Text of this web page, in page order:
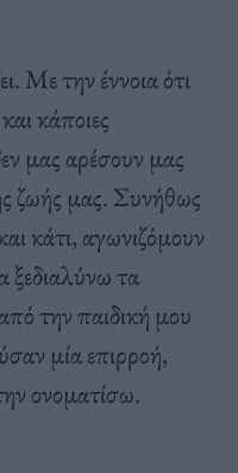
Με την έννοια ότι
κάποιες
µας αρέσουν µας
ζωής µας. Συνήθως
κάτι, αγωνιζόµουν
τα
την παιδική µου
µία επιρροή,
ονοµατίσω.